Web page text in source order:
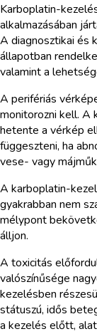
Karboplatin-
alkalmazásában
A diagnosztikai és
állapotban
valamint a
A perifériás
monitorozni kell.
hetente a vérkép
függeszteni, ha
vese- vagy
A karboplatin-
gyakrabban nem
mélypont
álljon.
A toxicitás
valószínűsége
kezelésben
státuszú, idős
a kezelés előtt,